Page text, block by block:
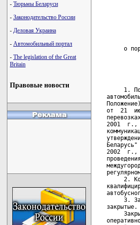
- Тюрьмы Беларуси
- Законодательство России
- Деловая Украина
- Автомобильный портал
- The legislation of the Great
Britain
Правовые новости